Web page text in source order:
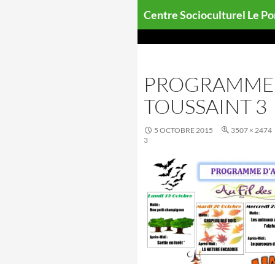
Centre Socioculturel Le
TOUSSAINT 3
5 OCTOBRE 2015
3507 × 2474
3